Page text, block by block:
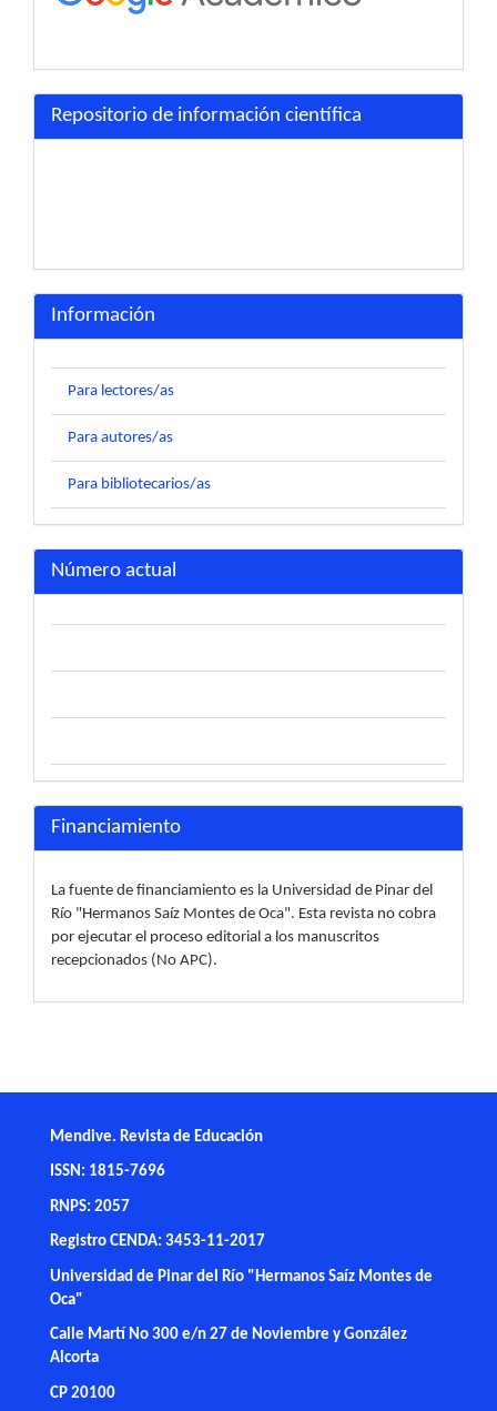
Repositorio de información científica
Información
Para lectores/as
Para autores/as
Para bibliotecarios/as
Número actual
Financiamiento
La fuente de financiamiento es la Universidad de Pinar del
Río "Hermanos Saíz Montes de Oca". Esta revista no cobra
por ejecutar el proceso editorial a los manuscritos
recepcionados (No APC).
Mendive. Revista de Educación
ISSN: 1815-7696
RNPS: 2057
Registro CENDA: 3453-11-2017
Universidad de Pinar del Río "Hermanos Saíz Montes de
Oca"
Calle Martí No 300 e/n 27 de Noviembre y González
Alcorta
CP 20100